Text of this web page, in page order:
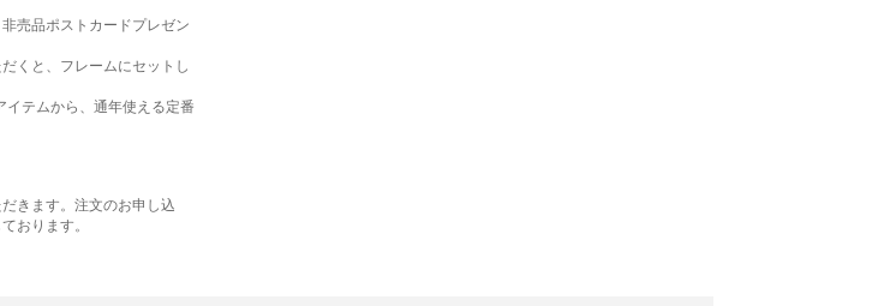
売品ポストカードプレゼン
くと、フレームにセットし
イテムから、通年使える定番
きます。注文のお申し込
おります。